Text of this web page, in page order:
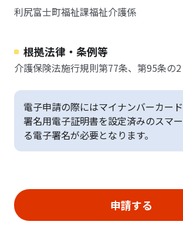
利尻富士町福祉課福祉介護係
根拠法律・条例等
介護保険法施行規則第77条、第95条の2
電子申請の際にはマイナンバーカー
署名用電子証明書を設定済みのスマ
る電子署名が必要となります。